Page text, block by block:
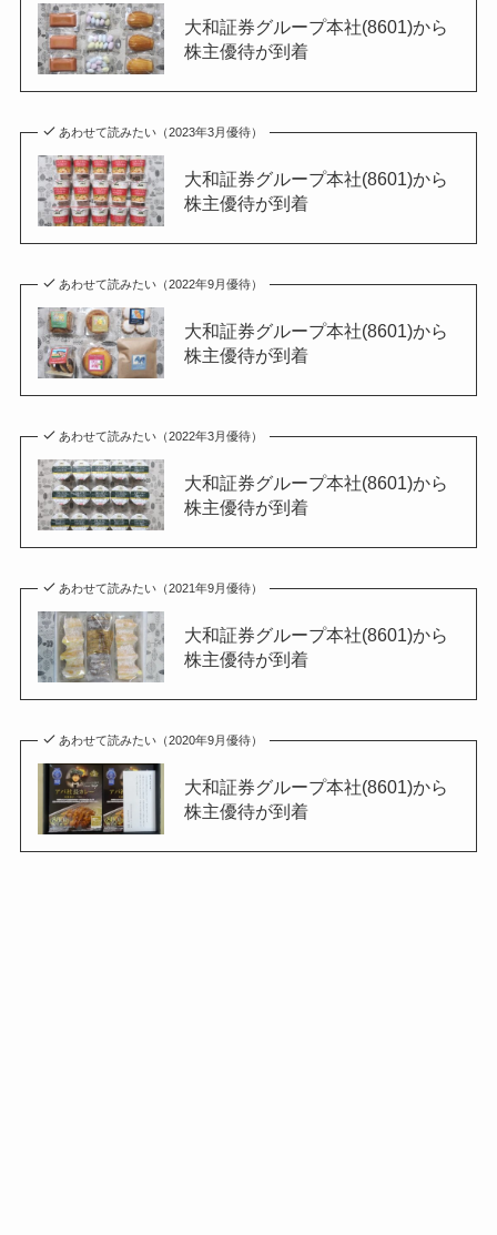
大和証券グループ本社(8601)から
株主優待が到着
あわせて読みたい（2023年3月優待）
大和証券グループ本社(8601)から
株主優待が到着
あわせて読みたい（2022年9月優待）
大和証券グループ本社(8601)から
株主優待が到着
あわせて読みたい（2022年3月優待）
大和証券グループ本社(8601)から
株主優待が到着
あわせて読みたい（2021年9月優待）
大和証券グループ本社(8601)から
株主優待が到着
あわせて読みたい（2020年9月優待）
大和証券グループ本社(8601)から
株主優待が到着